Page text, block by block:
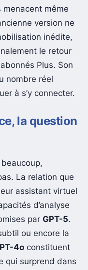
menacent même
version ne
inédite,
le retour
Plus. Son
nombre réel
à s’y connecter.
la question
La relation que
assistant virtuel
d’analyse
par GPT-5.
ou encore la
4o constituent
qui surprend dans